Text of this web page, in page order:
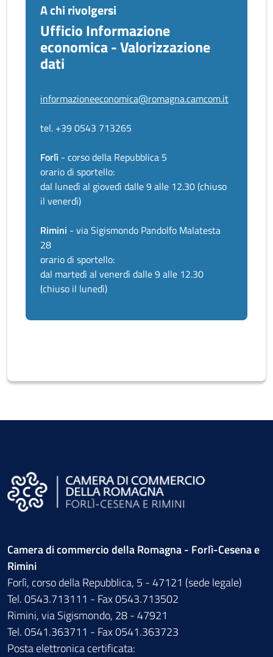
A chi rivolgersi
Ufficio Informazione
economica - Valorizzazione
dati
informazioneeconomica@romagna.camcom.it
tel. +39 0543 713265
Forlì - corso della Repubblica 5
orario di sportello:
dal lunedì al giovedì dalle 9 alle 12.30 (chiuso
il venerdì)
Rimini - via Sigismondo Pandolfo Malatesta
28
orario di sportello:
dal martedì al venerdì dalle 9 alle 12.30
(chiuso il lunedì)
Camera di commercio della Romagna - Forlì-Cesena e
Rimini
Forlì, corso della Repubblica, 5 - 47121 (sede legale)
Tel. 0543.713111 - Fax 0543.713502
Rimini, via Sigismondo, 28 - 47921
Tel. 0541.363711 - Fax 0541.363723
Posta elettronica certificata: